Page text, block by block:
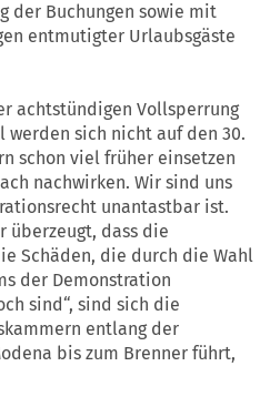
der Buchungen sowie mit
entmutigter Urlaubsgäste
achtstündigen Vollsperrung
werden sich nicht auf den 30.
schon viel früher einsetzen
nachwirken. Wir sind uns
unantastbar ist.
überzeugt, dass die
Schäden, die durch die Wahl
der Demonstration
sind“, sind sich die
entlang der
bis zum Brenner führt,